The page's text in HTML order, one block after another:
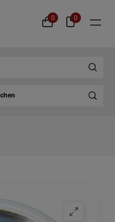
0 0